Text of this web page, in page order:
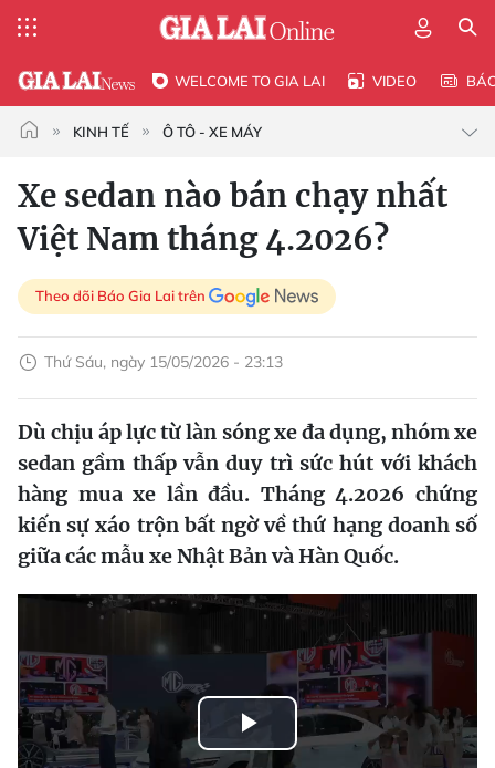
WELCOME TO GIA LAI VIDEO
KINH TẾ Ô TÔ - XE MÁY
Xe sedan nào bán chạy nhất
Việt Nam tháng 4.2026?
Theo dõi Báo Gia Lai trên
Thứ Sáu, ngày 15/05/2026 - 23:13
Dù chịu áp lực từ làn sóng xe đa dụng, nhóm xe
sedan gầm thấp vẫn duy trì sức hút với khách
hàng mua xe lần đầu. Tháng 4.2026 chứng
kiến sự xáo trộn bất ngờ về thứ hạng doanh số
giữa các mẫu xe Nhật Bản và Hàn Quốc.
Play